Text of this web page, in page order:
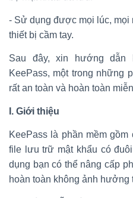
- Sử dụng được mọi lúc, mọi
thiết bị cầm tay.
Sau đây, xin hướng dẫn
KeePass, một trong những
rất an toàn và hoàn toàn
I. Giới thiệu
KeePass là phần mềm
file lưu trữ mật khẩu có
dụng bạn có thể nâng cấp
hoàn toàn không ảnh